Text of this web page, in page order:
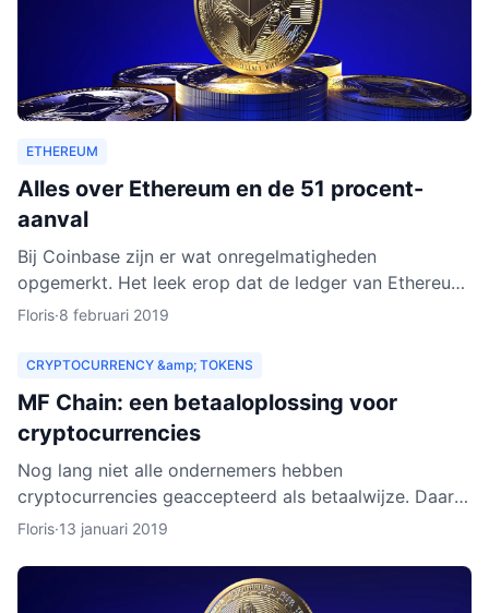
ETHEREUM
Alles over Ethereum en de 51 procent-
aanval
Bij Coinbase zijn er wat onregelmatigheden
opgemerkt. Het leek erop dat de ledger van Ethereum
Classic werd herschreven. Dat zou betekenen dat
Floris·8 februari 2019
CRYPTOCURRENCY &amp; TOKENS
MF Chain: een betaaloplossing voor
cryptocurrencies
Nog lang niet alle ondernemers hebben
cryptocurrencies geaccepteerd als betaalwijze. Daar
wil MF Chain een verandering in maken. Het bedrijf wil
Floris·13 januari 2019